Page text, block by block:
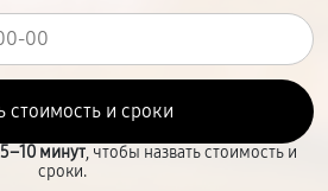
5–10 минут, чтобы назвать стоимость и
сроки.